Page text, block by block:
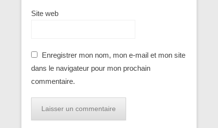
Site web
Enregistrer mon nom, mon e-mail et mon site
dans le navigateur pour mon prochain
commentaire.